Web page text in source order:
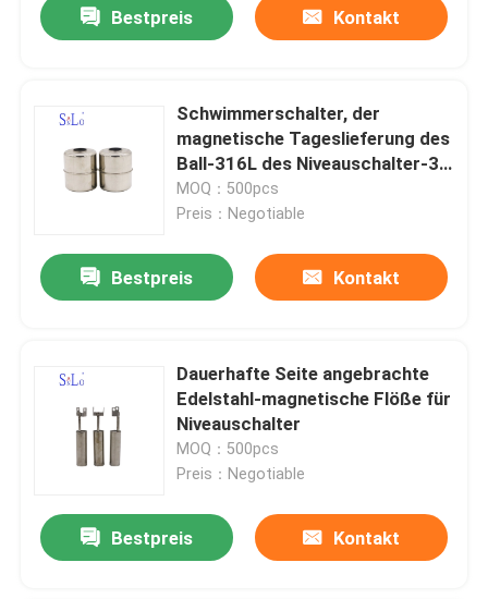
Nach Hause
Kontakte
Magnetischer Schwimmer
Bestpreis Kontakt
Schwimmerschalter, der
magnetische Tageslieferung des
Ball-316L des Niveauschalter-3-
7 schwimmt
MOQ：500pcs
Preis：Negotiable
Bestpreis Kontakt
Dauerhafte Seite angebrachte
Edelstahl-magnetische Flöße für
Niveauschalter
MOQ：500pcs
Preis：Negotiable
Bestpreis Kontakt